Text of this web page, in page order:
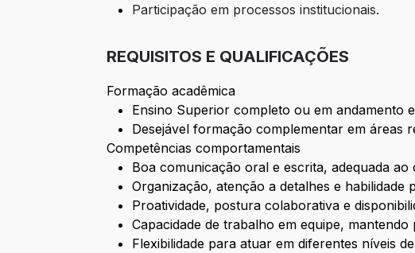
Participação em processos institucionais.
REQUISITOS E QUALIFICAÇÕES
Formação acadêmica
Ensino Superior completo ou em andamento
Desejável formação complementar em áreas
Competências comportamentais
Boa comunicação oral e escrita, adequada
Organização, atenção a detalhes e habilidade
Proatividade, postura colaborativa e
Capacidade de trabalho em equipe,
Flexibilidade para atuar em diferentes níveis